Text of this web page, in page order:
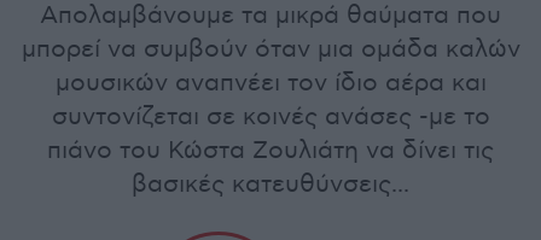
Απολαμβάνουμε τα μικρά θαύματα που
μπορεί να συμβούν όταν μια ομάδα καλών
μουσικών αναπνέει τον ίδιο αέρα και
συντονίζεται σε κοινές ανάσες -με το
πιάνο του Κώστα Ζουλιάτη να δίνει τις
βασικές κατευθύνσεις...